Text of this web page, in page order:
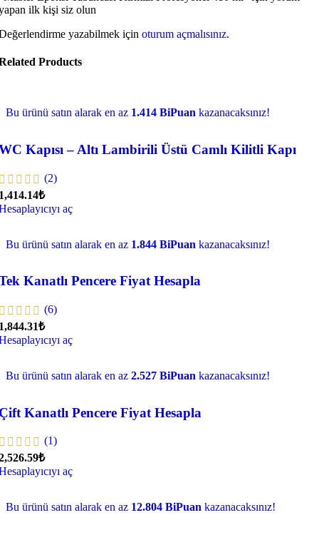
ilk kişi siz olun
yazabilmek için oturum açmalısınız.
Products
Bu ürünü satın alarak en az 1.414 BiPuan kazanacaksınız!
Kapısı – Altı Lambirili Üstü Camlı Kilitli Kapı
(2)
aç
Bu ürünü satın alarak en az 1.844 BiPuan kazanacaksınız!
Kanatlı Pencere Fiyat Hesapla
(6)
aç
Bu ürünü satın alarak en az 2.527 BiPuan kazanacaksınız!
Kanatlı Pencere Fiyat Hesapla
(1)
aç
Bu ürünü satın alarak en az 12.804 BiPuan kazanacaksınız!